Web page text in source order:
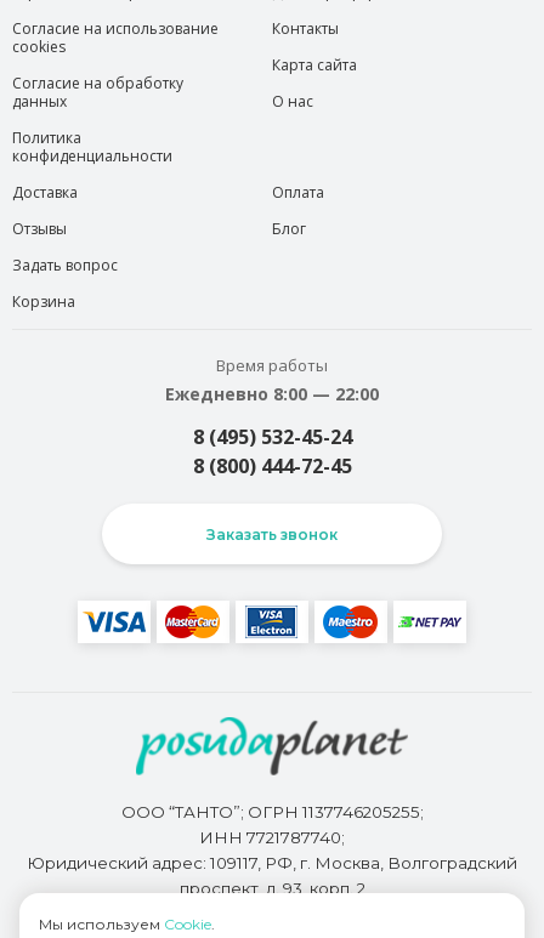
Согласие на использование
cookies
Согласие на обработку
данных
Политика
конфиденциальности
Контакты
Карта сайта
О нас
Доставка
Отзывы
Задать вопрос
Корзина
Оплата
Блог
Время работы
Ежедневно 8:00 — 22:00
8 (495) 532-45-24
8 (800) 444-72-45
Заказать звонок
ООО “ТАНТО”; ОГРН 1137746205255;
ИНН 7721787740;
Юридический адрес: 109117, РФ, г. Москва, Волгоградский
проспект, д. 93, корп. 2
Мы используем Cookie.